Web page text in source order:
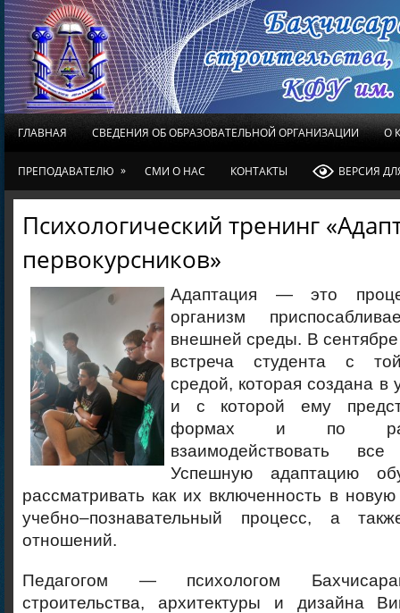
ГЛАВНАЯ СВЕДЕНИЯ ОБ ОБРАЗОВАТЕЛЬНОЙ ОРГАНИЗАЦИИ О
ПРЕПОДАВАТЕЛЮ » СМИ О НАС КОНТАКТЫ ВЕРСИЯ
Психологический тренинг
первокурсников»
Адаптация — это
организм
внешней среды. В
встреча студента с той
средой, которая создана в
и с которой ему
формах и по
взаимодействовать
Успешную адаптацию
рассматривать как их включенность в
учебно–познавательный процесс, а
отношений.
Педагогом — психологом
строительства, архитектуры и дизайна